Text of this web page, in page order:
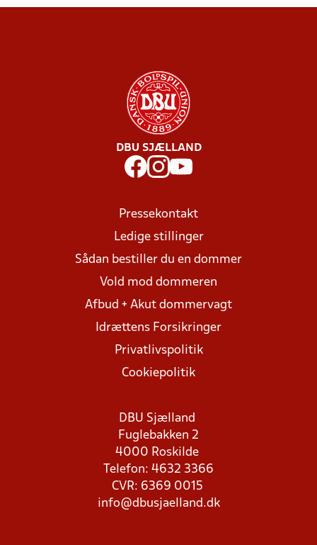
DBU SJÆLLAND
Pressekontakt
Ledige stillinger
Sådan bestiller du en dommer
Vold mod dommeren
Afbud + Akut dommervagt
Idrættens Forsikringer
Privatlivspolitik
Cookiepolitik
DBU Sjælland
Fuglebakken 2
4000 Roskilde
Telefon: 4632 3366
CVR: 6369 0015
info@dbusjaelland.dk